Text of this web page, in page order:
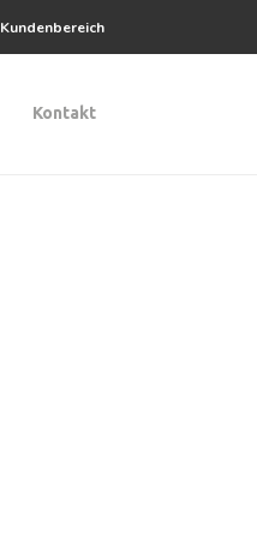
Kundenbereich
Kontakt